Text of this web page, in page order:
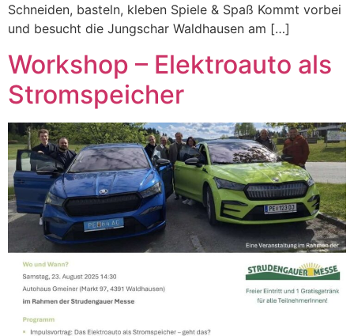
Schneiden, basteln, kleben Spiele & Spaß Kommt vorbei
und besucht die Jungschar Waldhausen am […]
Workshop – Elektroauto als
Stromspeicher